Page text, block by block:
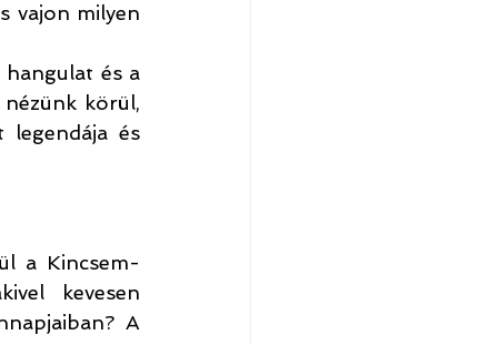
vajon milyen
hangulat és a
körül,
legendája és
a Kincsem-
kevesen
A